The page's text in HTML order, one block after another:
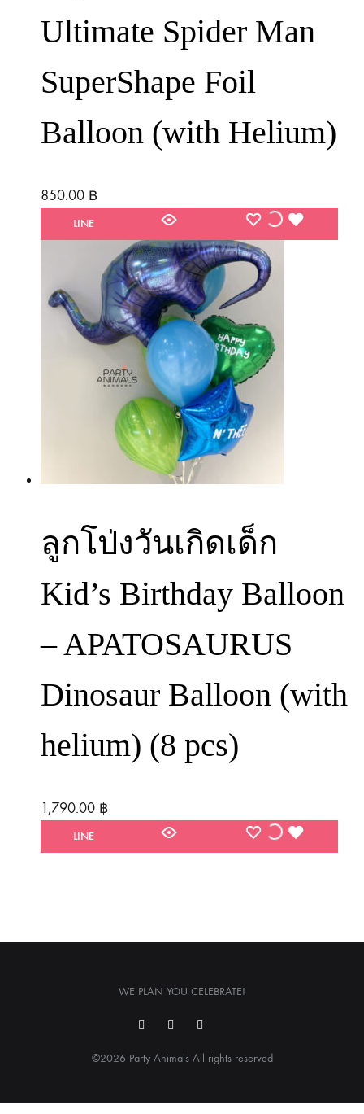
Ultimate Spider Man
SuperShape Foil
Balloon (with Helium)
850.00 ฿
LINE WISHLISTWISHLIST
ลูกโป่งวันเกิดเด็ก
Kid’s Birthday Balloon
– APATOSAURUS
Dinosaur Balloon (with
helium) (8 pcs)
1,790.00 ฿
LINE WISHLISTWISHLIST
©2026 Party Animals All rights reserved
WE PLAN YOU CELEBRATE!
FACEBOOKINSTRAGRAM
to